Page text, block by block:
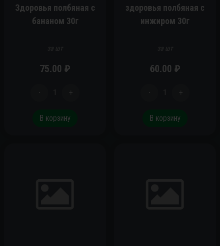
Здоровья полбяная с
бананом 30г
за шт
75.00 ₽
- 1 +
В корзину
здоровья полбяная с
инжиром 30г
за шт
60.00 ₽
- 1 +
В корзину